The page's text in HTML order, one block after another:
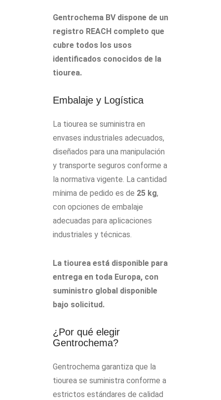
Gentrochema BV dispone de un
registro REACH completo que
cubre todos los usos
identificados conocidos de la
tiourea.
Embalaje y Logística
La tiourea se suministra en
envases industriales adecuados,
diseñados para una manipulación
y transporte seguros conforme a
la normativa vigente. La cantidad
mínima de pedido es de 25 kg,
con opciones de embalaje
adecuadas para aplicaciones
industriales y técnicas.
La tiourea está disponible para
entrega en toda Europa, con
suministro global disponible
bajo solicitud.
¿Por qué elegir
Gentrochema?
Gentrochema garantiza que la
tiourea se suministra conforme a
estrictos estándares de calidad